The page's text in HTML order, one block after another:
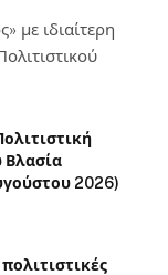
με ιδιαίτερη
Βλασία
2026)